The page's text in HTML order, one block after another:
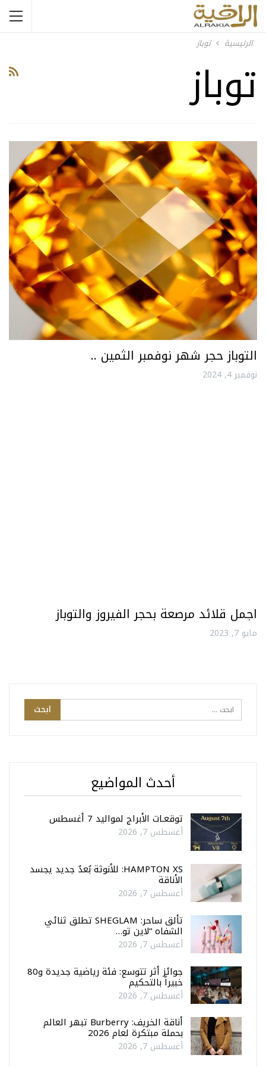
الرئيسية توباز
توباز
التوباز حجر شهر نوفمبر الثمين ..
نوفمبر 4, 2024
اجمل قلائد مرصعة بحجر الفيروز والتوباز
مايو 7, 2023
أحدث المواضيع
توقعـات الأبراج لمواليد 7 أغسطس
أغسطس 7, 2026
HAMPTON XS: للأنوثة بُعدٌ جديد يجسد
الأناقة
أغسطس 7, 2026
تألق ساحر: SHEGLAM تطلق ثنائي
الشفاه “لاين تو…
أغسطس 7, 2026
جوائز أثر تتوسع: فئة رياضية جديدة و80
خبيراً بالتحكيم
أغسطس 7, 2026
أناقة الخريف: Burberry تبهر العالم
بحملة مبتكرة لعام 2026
أغسطس 7, 2026